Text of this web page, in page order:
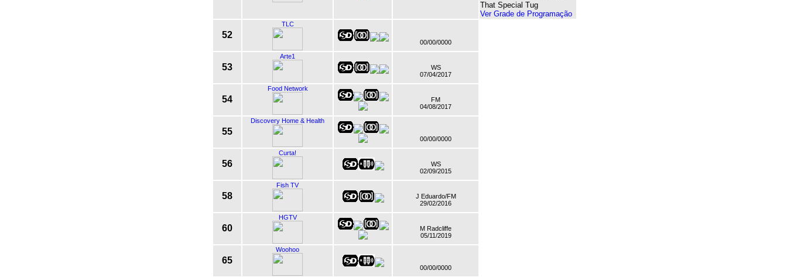
That Special Tug
Ver Grade de Programação
52
TLC
00/00/0000
53
Arte1
WS
07/04/2017
54
Food Network
FM
04/08/2017
55
Discovery Home & Health
00/00/0000
56
Curta!
WS
02/09/2015
58
Fish TV
J Eduardo/FM
29/02/2016
60
HGTV
M Radcliffe
05/11/2019
65
Woohoo
00/00/0000